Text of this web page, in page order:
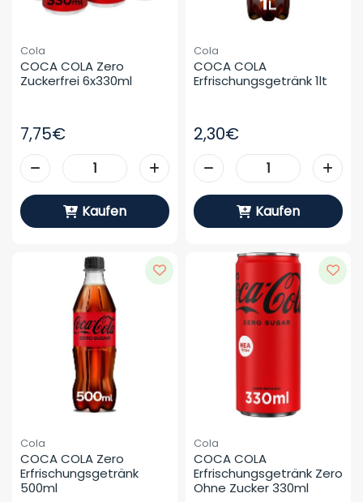
Cola
COCA COLA Zero
Zuckerfrei 6x330ml
7,75€
Kaufen
Cola
COCA COLA
Erfrischungsgetränk 1lt
2,30€
Kaufen
Cola
COCA COLA Zero
Erfrischungsgetränk
500ml
Cola
COCA COLA
Erfrischungsgetränk Zero
Ohne Zucker 330ml